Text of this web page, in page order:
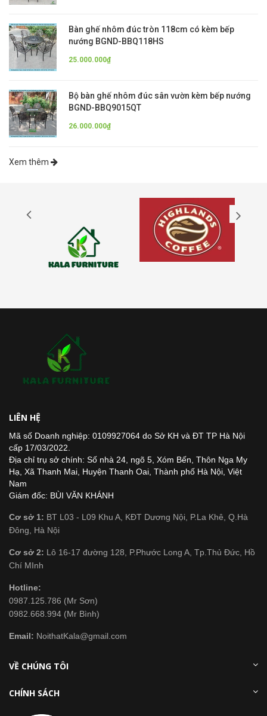
Bàn ghế nhôm đúc tròn 118cm có kèm bếp
nướng BGND-BBQ118HS
25.000.000₫
Bộ bàn ghế nhôm đúc sân vườn kèm bếp nướng
BGND-BBQ9015QT
26.000.000₫
Xem thêm
LIÊN HỆ
Mã số Doanh nghiệp: 0109927064 do Sở KH và ĐT TP Hà Nội
cấp 17/03/2022.
Địa chỉ trụ sở chính: Số nhà 24, ngõ 5, Xóm Bến, Thôn Nga My
Hạ, Xã Thanh Mai, Huyện Thanh Oai, Thành phố Hà Nội, Việt
Nam
Giám đốc: BÙI VĂN KHÁNH
Cơ sở 1: BT L03 - L09 Khu A, KĐT Dương Nội, P.La Khê, Q.Hà
Đông, Hà Nội
Cơ sở 2: Lô 16-17 đường 128, P.Phước Long A, Tp.Thủ Đức, Hồ
Chí MInh
Hotline:
0987.125.786 (Mr Sơn)
0982.668.994 (Mr Bình)
Email: NoithatKala@gmail.com
VỀ CHÚNG TÔI
CHÍNH SÁCH